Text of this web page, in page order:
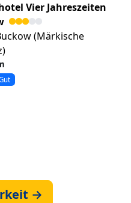
Vier Jahreszeiten
(Märkische
→